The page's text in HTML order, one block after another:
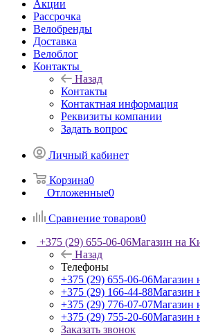
Акции
Рассрочка
Велобренды
Доставка
Велоблог
Контакты
Назад
Контакты
Контактная информация
Реквизиты компании
Задать вопрос
Личный кабинет
Корзина0
Отложенные0
Сравнение товаров0
+375 (29) 655-06-06Магазин на
Назад
Телефоны
+375 (29) 655-06-06Магазин
+375 (29) 166-44-88Магазин
+375 (29) 776-07-07Магазин
+375 (29) 755-20-60Магазин
Заказать звонок